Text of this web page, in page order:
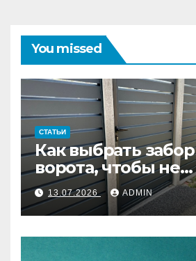
You missed
СТАТЬИ
Как выбрать
ворота, чтобы не
переделывать
13.07.2026 ADMIN